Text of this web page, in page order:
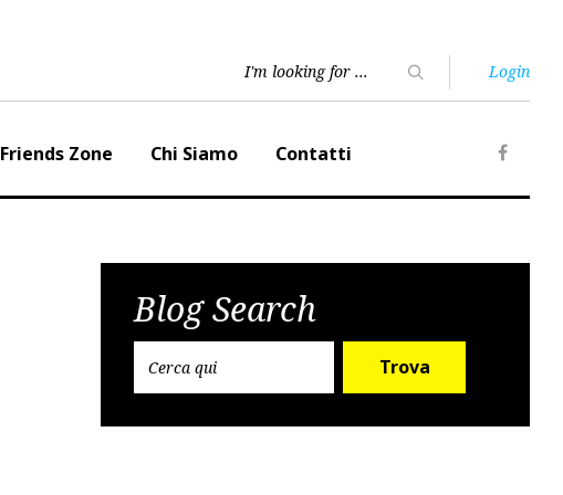
Login
Friends Zone Chi Siamo
Contatti
Blog Search
Trova